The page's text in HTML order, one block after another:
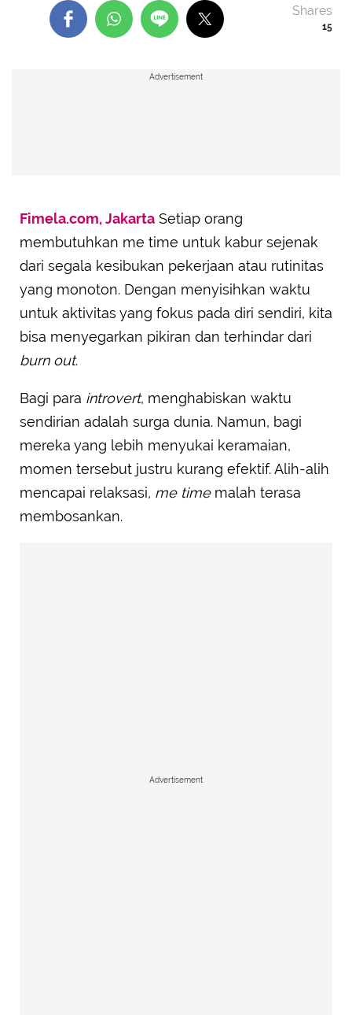
15
Shares
Advertisement
Fimela.com, Jakarta Setiap orang
membutuhkan me time untuk kabur sejenak
dari segala kesibukan pekerjaan atau rutinitas
yang monoton. Dengan menyisihkan waktu
untuk aktivitas yang fokus pada diri sendiri, kita
bisa menyegarkan pikiran dan terhindar dari
burn out.
Bagi para introvert, menghabiskan waktu
sendirian adalah surga dunia. Namun, bagi
mereka yang lebih menyukai keramaian,
momen tersebut justru kurang efektif. Alih-alih
mencapai relaksasi, me timemalah terasa
membosankan.
Advertisement